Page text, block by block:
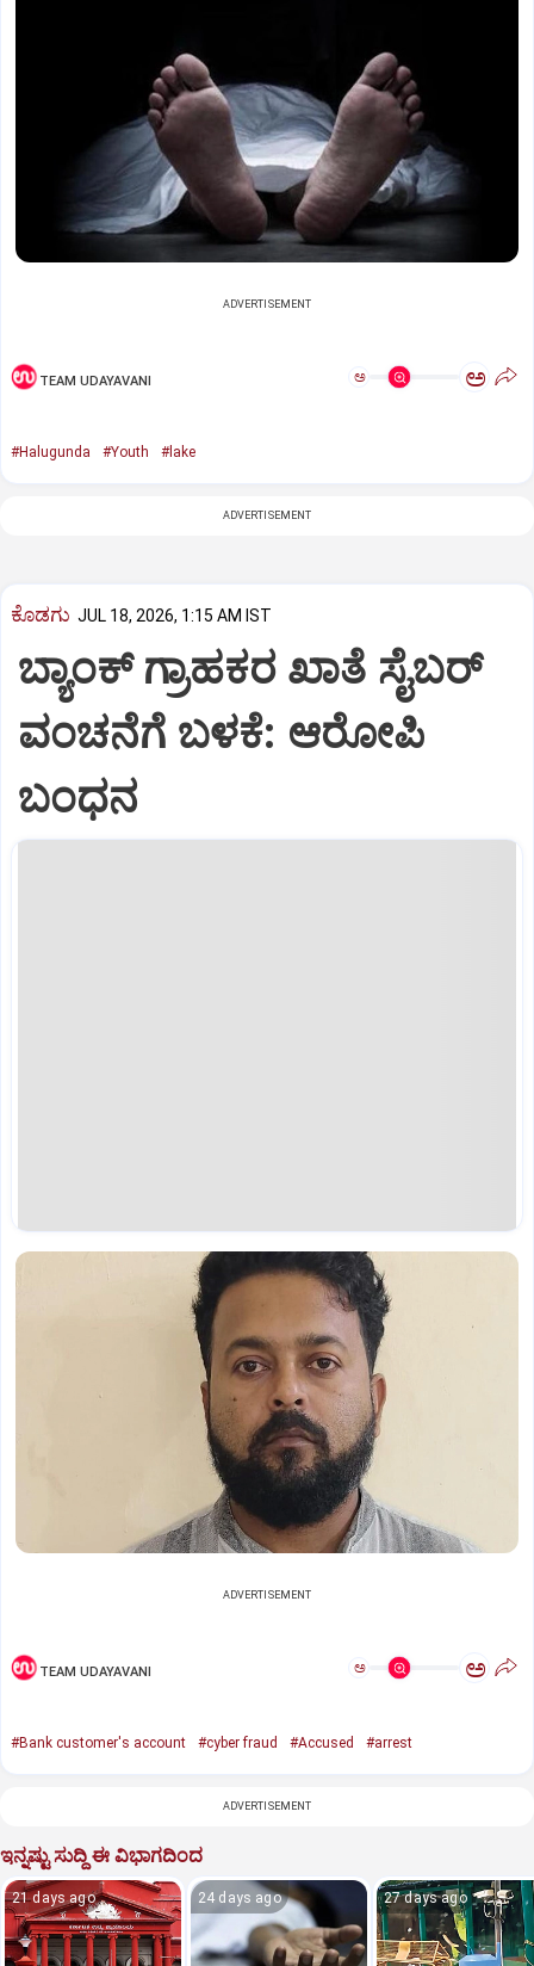
ADVERTISEMENT
TEAM UDAYAVANI ಅ ಅ
#Halugunda #Youth #lake
ADVERTISEMENT
ಕೊಡಗು JUL 18, 2026, 1:15 AM IST
ಬ್ಯಾಂಕ್ ಗ್ರಾಹಕರ ಖಾತೆ ಸೈಬರ್
ವಂಚನೆಗೆ ಬಳಕೆ: ಆರೋಪಿ
ಬಂಧನ
ADVERTISEMENT
TEAM UDAYAVANI ಅ ಅ
#Bank customer's account #cyber fraud #Accused #arrest
ADVERTISEMENT
ಇನ್ನಷ್ಟು ಸುದ್ದಿ ಈ ವಿಭಾಗದಿಂದ
21 days ago 24 days ago 27 days ago